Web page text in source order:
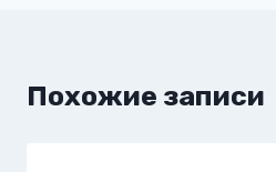
Похожие записи